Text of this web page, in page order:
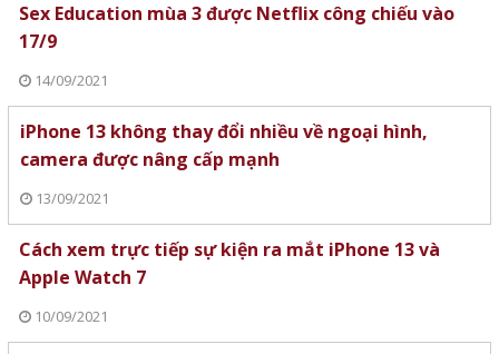
Sex Education mùa 3 được Netflix công chiếu vào
17/9
14/09/2021
iPhone 13 không thay đổi nhiều về ngoại hình,
camera được nâng cấp mạnh
13/09/2021
Cách xem trực tiếp sự kiện ra mắt iPhone 13 và
Apple Watch 7
10/09/2021